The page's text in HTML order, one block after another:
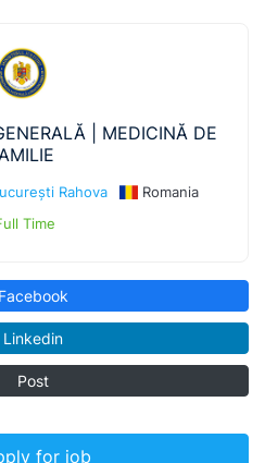
| MEDICINĂ DE
Rahova
Romania
Time
Facebook
Linkedin
Post
for job